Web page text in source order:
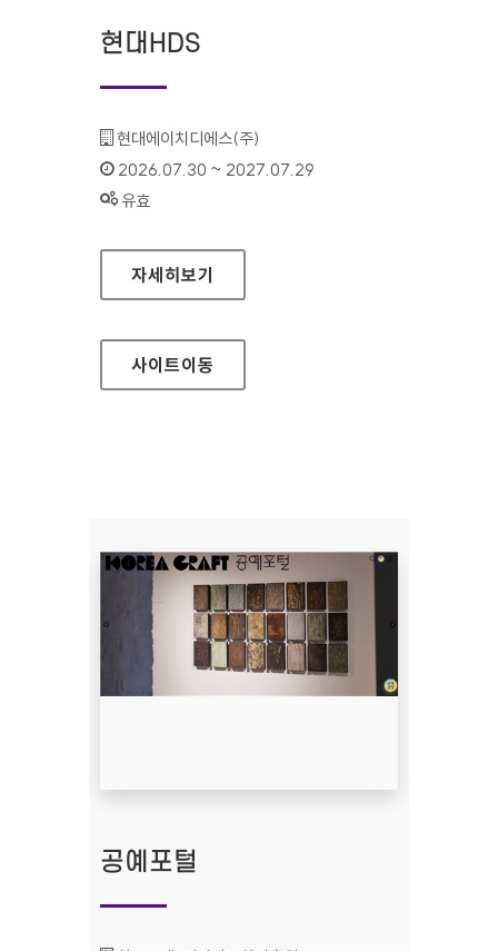
현대HDS
기관명 :
현대에이치디에스(주)
인증기간 :
2026.07.30 ~ 2027.07.29
상태 :
유효
현대HDS
자세히보기
사이트이동
공예포털